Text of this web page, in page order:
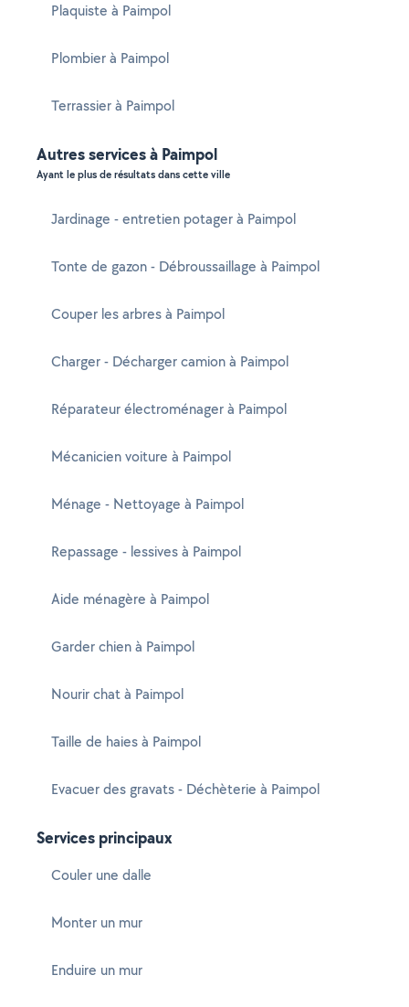
Plaquiste à Paimpol
Plombier à Paimpol
Terrassier à Paimpol
Autres services à Paimpol
Ayant le plus de résultats dans cette ville
Jardinage - entretien potager à Paimpol
Tonte de gazon - Débroussaillage à Paimpol
Couper les arbres à Paimpol
Charger - Décharger camion à Paimpol
Réparateur électroménager à Paimpol
Mécanicien voiture à Paimpol
Ménage - Nettoyage à Paimpol
Repassage - lessives à Paimpol
Aide ménagère à Paimpol
Garder chien à Paimpol
Nourir chat à Paimpol
Taille de haies à Paimpol
Evacuer des gravats - Déchèterie à Paimpol
Services principaux
Couler une dalle
Monter un mur
Enduire un mur